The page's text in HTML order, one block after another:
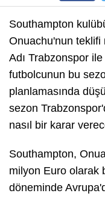
Southampton
Onuachu'nun teklifi
Adı Trabzonspor
futbolcunun bu
planlamasında
sezon
nasıl bir karar
Southampton,
milyon Euro olarak
döneminde